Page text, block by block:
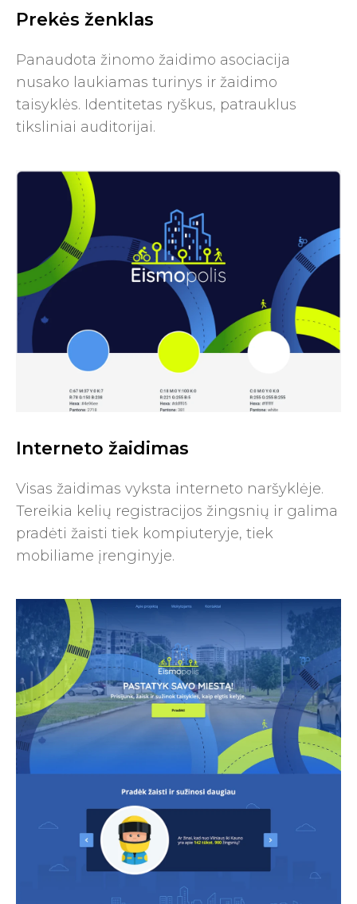
Prekės ženklas
Panaudota žinomo žaidimo asociacija
nusako laukiamas turinys ir žaidimo
taisyklės. Identitetas ryškus, patrauklus
tiksliniai auditorijai.
Interneto žaidimas
Visas žaidimas vyksta interneto naršyklėje.
Tereikia kelių registracijos žingsnių ir galima
pradėti žaisti tiek kompiuteryje, tiek
mobiliame įrenginyje.